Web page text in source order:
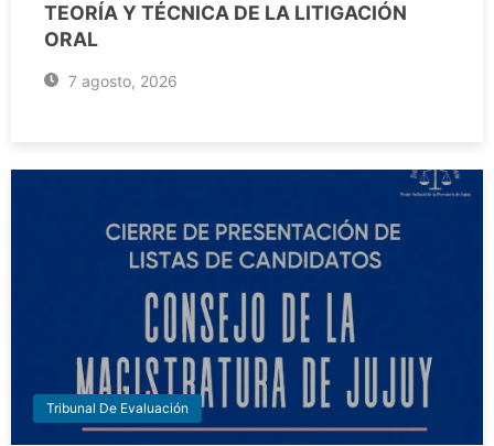
TEORÍA Y TÉCNICA DE LA LITIGACIÓN
ORAL
7 agosto, 2026
Tribunal De Evaluación